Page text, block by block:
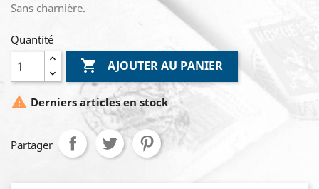
Sans charnière.
Quantité
 AJOUTER AU PANIER
 Derniers articles en stock
Partager